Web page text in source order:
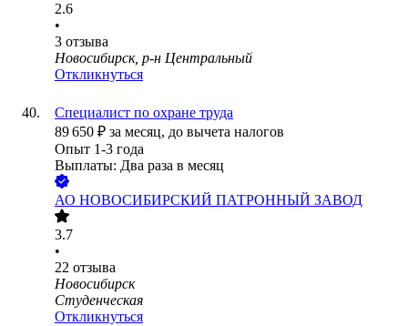
2.6
•
3 отзыва
Новосибирск, р-н Центральный
Откликнуться
Специалист по охране труда
89 650 ₽ за месяц, до вычета налогов
Опыт 1-3 года
Выплаты: Два раза в месяц
АО НОВОСИБИРСКИЙ ПАТРОННЫЙ ЗАВОД
3.7
•
22 отзыва
Новосибирск
Студенческая
Откликнуться